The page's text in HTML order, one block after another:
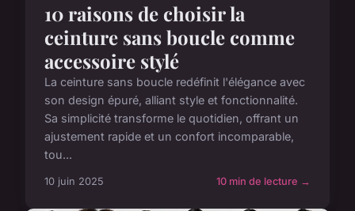
10 raisons de choisir la
ceinture sans boucle comme
accessoire stylé
La ceinture sans boucle redéfinit l'élégance avec
son design épuré, alliant style et fonctionnalité.
Sa simplicité transforme le quotidien, offrant un
ajustement rapide et un confort incomparable,
tou...
10 juin 2025 10 min de lecture →